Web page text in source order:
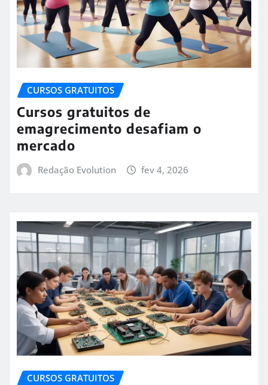
CURSOS GRATUITOS
Cursos gratuitos de
emagrecimento desafiam o
mercado
Redação Evolution fev 4, 2026
CURSOS GRATUITOS